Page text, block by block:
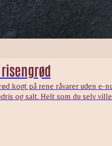
kogt på rene råvarer uden e-
og salt. Helt som du selv ville